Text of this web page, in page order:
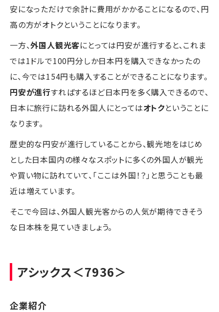
安になっただけで余計に費用がかかることになるので、円
高の方がオトクということになります。
一方、外国人観光客にとっては円安が進行すると、これま
では1ドルで100円分しか日本円を購入できなかったの
に、今では154円も購入することができることになります。
円安が進行すればするほど日本円を多く購入できるので、
日本に旅行に訪れる外国人にとってはオトクということに
なります。
歴史的な円安が進行していることから、観光地をはじめ
とした日本国内の様々なスポットに多くの外国人が観光
や買い物に訪れていて、「ここは外国！？」と思うことも最
近は増えています。
そこで今回は、外国人観光客からの人気が期待できそう
な日本株を見ていきましょう。
アシックス＜7936＞
企業紹介